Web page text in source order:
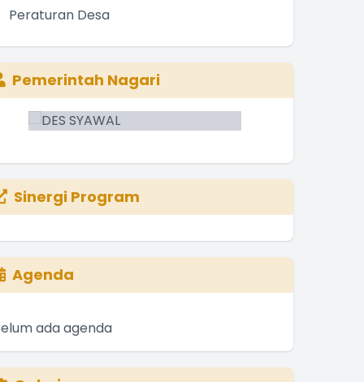
Peraturan Desa
Pemerintah Nagari
Sinergi Program
Agenda
ada agenda